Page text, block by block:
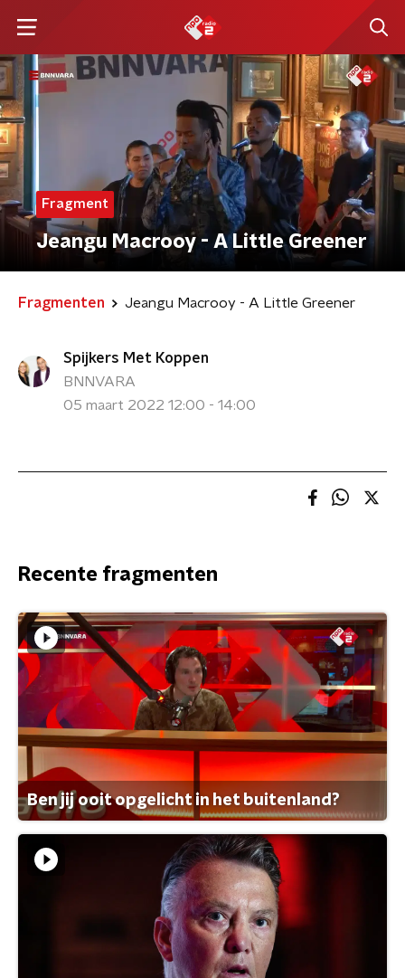
Fragment
Jeangu Macrooy - A Little Greener
Fragmenten Jeangu Macrooy - A Little Greener
Spijkers Met Koppen
BNNVARA
05 maart 2022 12:00 - 14:00
Recente fragmenten
Ben jij ooit opgelicht in het buitenland?